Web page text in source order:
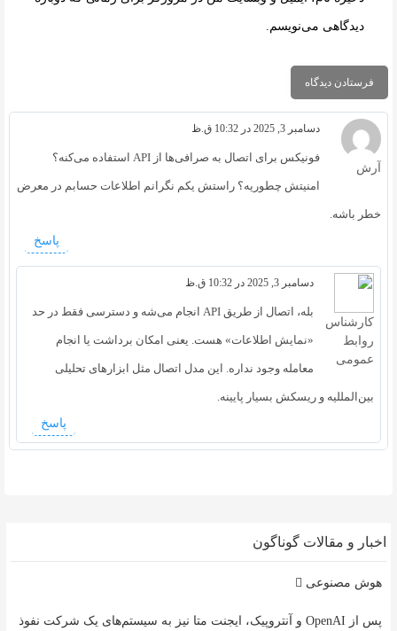
دیدگاهی می‌نویسم.
آرش
دسامبر 3, 2025 در 10:32 ق.ظ
فونیکس برای اتصال به صرافی‌ها از API استفاده می‌کنه؟
امنیتش چطوریه؟ راستش یکم نگرانم اطلاعات حسابم در معرض
خطر باشه.
پاسخ
کارشناس
روابط
عمومی
دسامبر 3, 2025 در 10:32 ق.ظ
بله، اتصال از طریق API انجام می‌شه و دسترسی فقط در حد
«نمایش اطلاعات» هست. یعنی امکان برداشت یا انجام
معامله وجود نداره. این مدل اتصال مثل ابزارهای تحلیلی
بین‌المللیه و ریسکش بسیار پایینه.
پاسخ
اخبار و مقالات گوناگون
هوش مصنوعی
پس از OpenAI و آنتروپیک، ایجنت متا نیز به سیستم‌های یک شرکت نفوذ